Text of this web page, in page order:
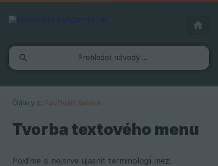
Články o: Používání šablon
Tvorba textového menu
Pojďme si nejprve ujasnit terminologii mezi